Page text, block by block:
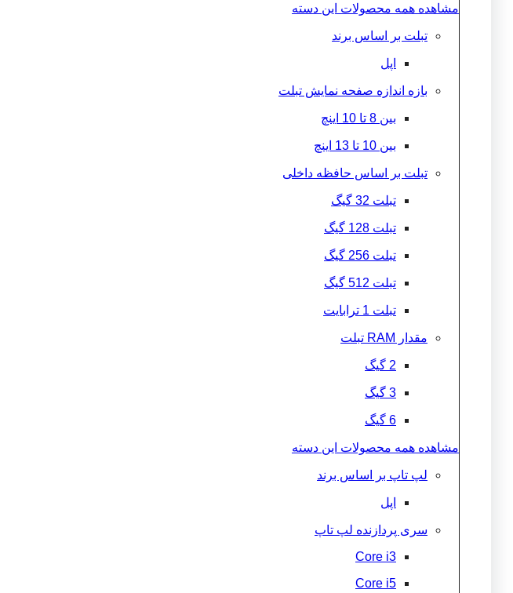
مشاهده همه محصولات این دسته
تبلت بر اساس برند
اپل
بازه اندازه صفحه نمایش تبلت
بین 8 تا 10 اینچ
بین 10 تا 13 اینچ
تبلت بر اساس حافظه داخلی
تبلت 32 گیگ
تبلت 128 گیگ
تبلت 256 گیگ
تبلت 512 گیگ
تبلت 1 ترابایت
مقدار RAM تبلت
2 گیگ
3 گیگ
6 گیگ
مشاهده همه محصولات این دسته
لپ تاپ بر اساس برند
اپل
سری پردازنده لپ تاپ
Core i3
Core i5